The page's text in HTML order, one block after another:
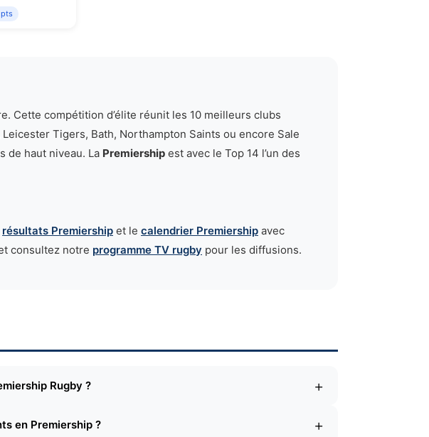
pts
Cette compétition d’élite réunit les 10 meilleurs clubs
Tigers, Bath, Northampton Saints ou encore Sale
de haut niveau. La Premiership est avec le Top 14 l’un des
résultats Premiership et le calendrier Premiership avec
consultez notre programme TV rugby pour les diffusions.
Rugby ? +
en Premiership ? +